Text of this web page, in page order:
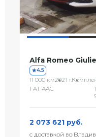
Alfa Romeo
4.5
11 000 км2021 г.
FAT AAC
2 073 621 руб.
с доставкой во